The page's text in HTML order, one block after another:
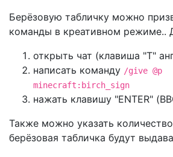
Берёзовую табличку можно
команды в креативном режиме..
открыть чат (клавиша "T"
написать команду /give @p
minecraft:birch_sign
нажать клавишу "ENTER"
Также можно указать
берёзовая табличка будут